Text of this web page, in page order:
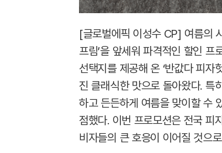
[글로벌에픽 이성수 CP] 여름의
프림’을 앞세워 파격적인 할인
선택지를 제공해 온 ‘반값다 피자
진 클래식한 맛으로 돌아왔다. 특
하고 든든하게 여름을 맞이할 수
점했다. 이번 프로모션은 전국 피
비자들의 큰 호응이 이어질 것으